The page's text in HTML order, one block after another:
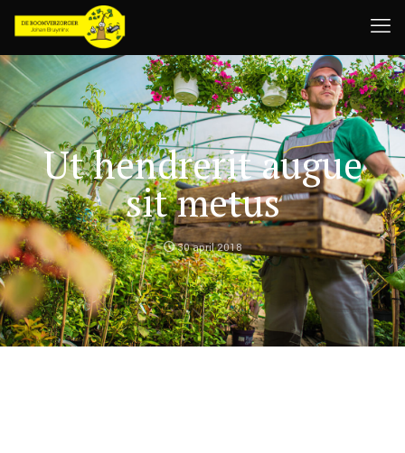
Ut hendrerit augue
sit metus
30 april 2018